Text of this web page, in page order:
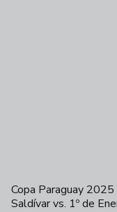
Copa Paraguay
Saldívar vs. 1º de